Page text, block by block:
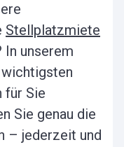
Stellplatzmiete
In unserem
für Sie
Sie genau die
– jederzeit und